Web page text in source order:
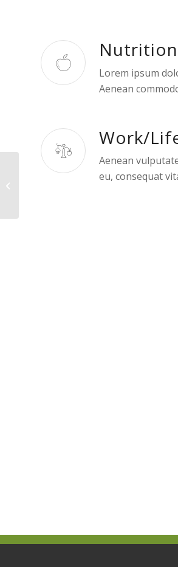
Lorem ipsum
Aenean
Work/
Aenean
eu, consequat